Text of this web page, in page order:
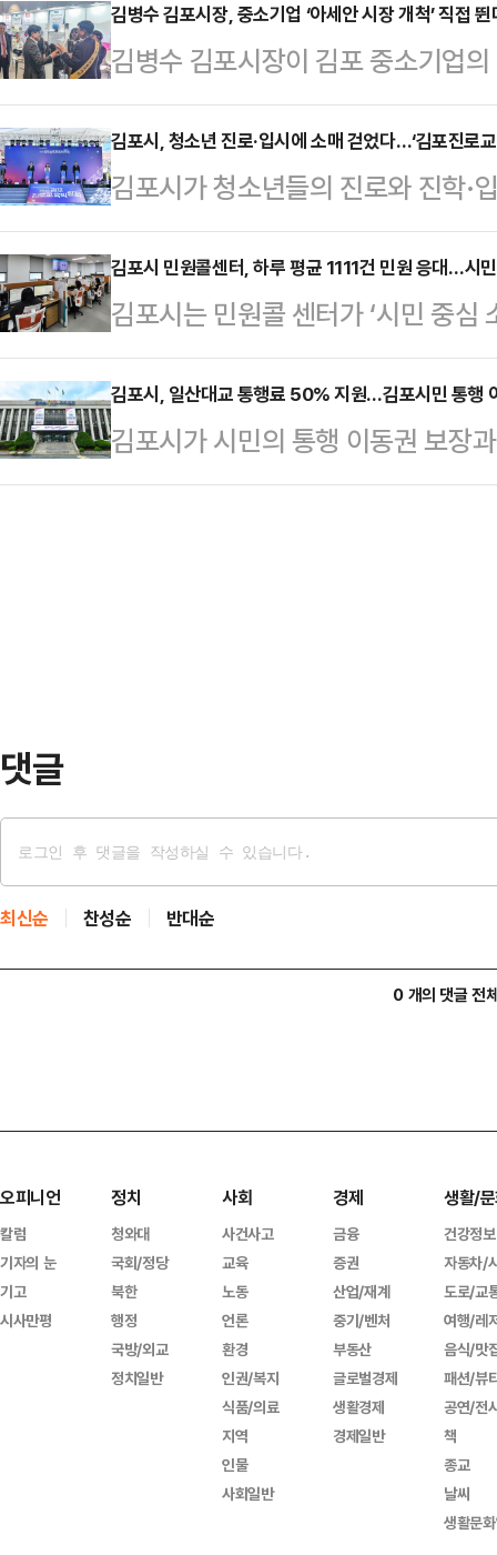
다.이번 국비 지원 확정으로 시는
있게 돼 연간 5800만 원의 비용을
노후 상수관에서 발생하는 누수로
시는 2026년 실시설계 및 착공,
민선8기 출범 이후 노후 상수관에
위해…
김병수 김포시장, 중소기업 ‘아세안 시장 개척’ 직접 뛴
김병수 김포시장이 김포 중소기업
김포시는 오는 25일까지 인도네시
에 ‘2025년 해외시장개척단’을 파
김포시가 주최하고 김포상공회의
현지 시장성 평가를 거쳐 선정된 관
스트크레인, 씨티코스메틱, 옥순코
파테크, 효성앤플러스가 참가한다.
제무역협회(OKTA) 인도네시아…
김포시, 청소년 진로·입시에 소매 걷었다…‘김포진로
김포시가 청소년들의 진로와 진학·
시는 최근 청소년 진로상담과 직업
육관계자 등 교육3주체가 모두 즐
일 밝혔다.김포종합운동장에서 열
과 학부모, 시민, 교육 관계자 등
시가 이끄는 교육의 첫 걸음’을 주
고 김포시청소년재단이 주관했다.
교육 재원 지원의 조력자…
김포시 민원콜센터, 하루 평균 1111건 민원 응대…시
김포시는 민원콜 센터가 ‘시민 중심
가고 있다고 14일 밝혔다.민원콜
로 7년째를 맞는다.올해 9월 기준
평균 1111건의 민원을 응대했다.시
해 시정 전반 문의, 행정서비스 안
김포시, 일산대교 통행료 50% 지원…김포시민 통행
김포시가 시민의 통행 이동권 보장
행료 50%를 지원한다.1일 김포시
댓글
최신순 찬성순 반대순
0 개의 댓글 전
오피니언
칼럼
기자의 눈
기고
시사만평
정치
청와대
국회/정당
북한
행정
국방/외교
정치일반
사회
사건사고
교육
노동
언론
환경
인권/복지
식품/의료
지역
인물
사회일반
경제
금융
증권
산업/재계
중기/벤처
부동산
글로벌경제
생활경제
경제일반
생활/
건강정보
자동차/
도로/교
여행/레
음식/맛
패션/뷰
공연/전
책
종교
날씨
생활문